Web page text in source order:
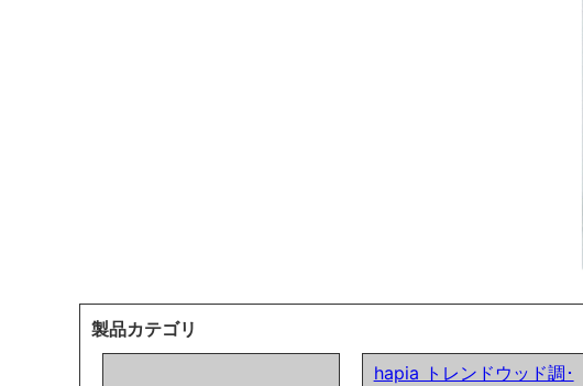
製品カテゴリ
hapia トレンドウッド調･